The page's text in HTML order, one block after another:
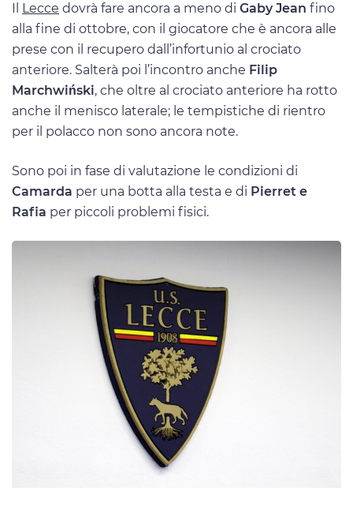
Lecce dovrà fare ancora a meno di Gaby Jean fino
alla fine di ottobre, con il giocatore che è ancora alle
prese con il recupero dall’infortunio al crociato
anteriore. Salterà poi l’incontro anche Filip
Marchwiński, che oltre al crociato anteriore ha rotto
anche il menisco laterale; le tempistiche di rientro
per il polacco non sono ancora note.
Sono poi in fase di valutazione le condizioni di
Camarda per una botta alla testa e di Pierret e
Rafia per piccoli problemi fisici.